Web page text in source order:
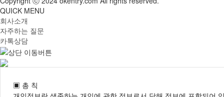
QUICK MENU
회사소개
자주하는 질문
카톡상담